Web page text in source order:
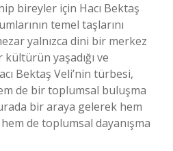
bireyler için Hacı Bektaş
temel taşlarını
yalnızca dini bir merkez
yaşadığı ve
Bektaş Veli’nin türbesi,
de bir toplumsal buluşma
bir araya gelerek hem
de toplumsal dayanışma